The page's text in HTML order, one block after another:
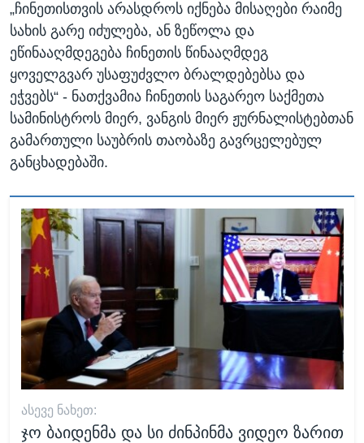
„ჩინეთისთვის არასდროს იქნება მისაღები რაიმე
სახის გარე იძულება, ან ზეწოლა და
ეწინააღმდეგება ჩინეთის წინააღმდეგ
ყოველგვარ უსაფუძვლო ბრალდებებსა და
ეჭვებს“ - ნათქვამია ჩინეთის საგარეო საქმეთა
სამინისტროს მიერ, ვანგის მიერ ჟურნალისტებთან
გამართული საუბრის თაობაზე გავრცელებულ
განცხადებაში.
ᲐᲡᲔᲕᲔ ᲜᲐᲮᲔᲗ:
ჯო ბაიდენმა და სი ძინპინმა ვიდეო ზარით